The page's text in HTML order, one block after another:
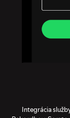
Integrácia